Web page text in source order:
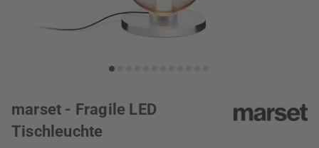
marset - Fragile LED
Tischleuchte